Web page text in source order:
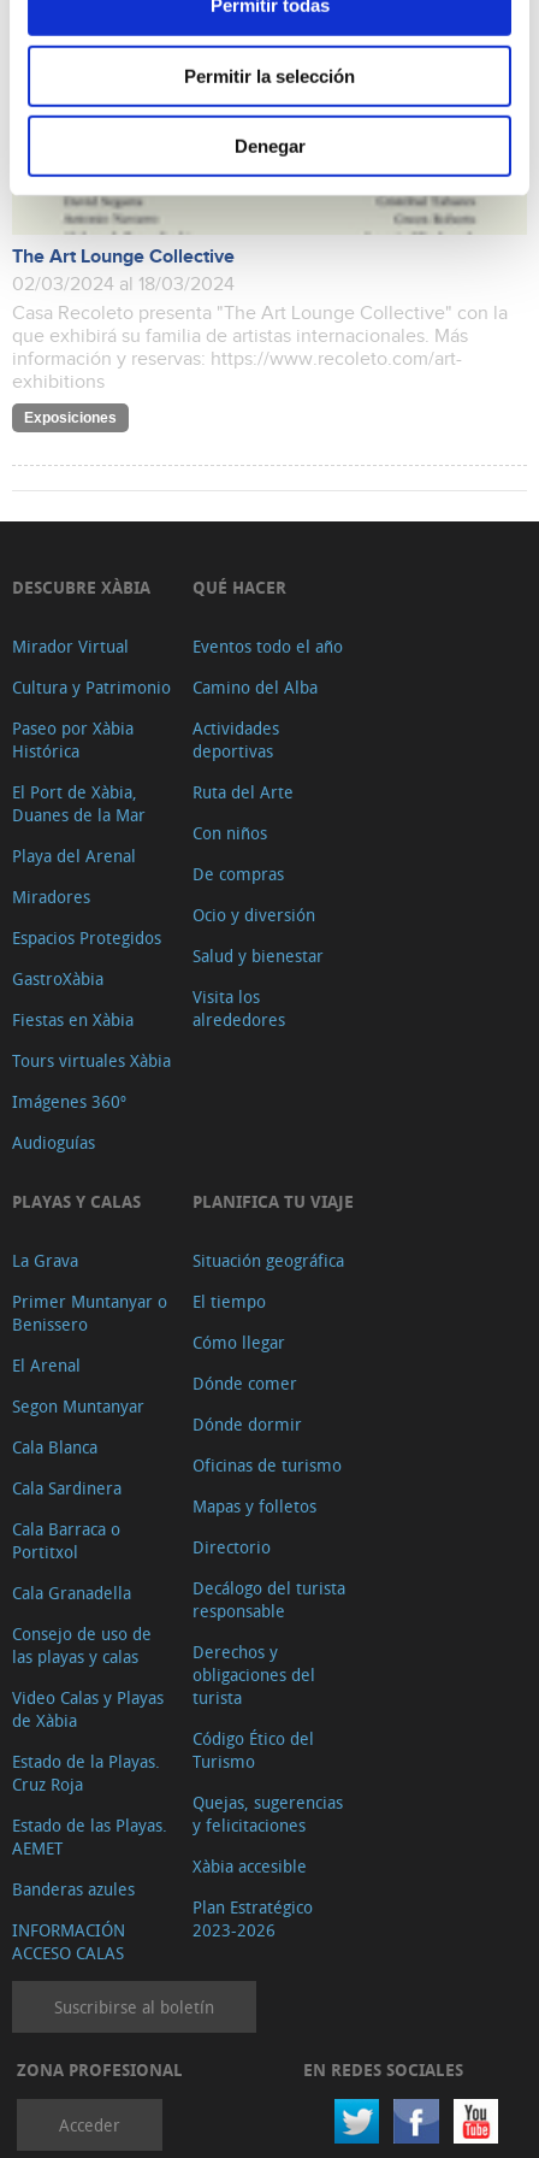
Permitir todas
Permitir la selección
Denegar
The Art Lounge Collective
02/03/2024 al 18/03/2024
Casa Recoleto presenta "The Art Lounge Collective" con la
que exhibirá su familia de artistas internacionales. Más
información y reservas: https://www.recoleto.com/art-
exhibitions
Exposiciones
DESCUBRE XÀBIA
Mirador Virtual
Cultura y Patrimonio
Paseo por Xàbia
Histórica
El Port de Xàbia,
Duanes de la Mar
Playa del Arenal
Miradores
Espacios Protegidos
GastroXàbia
Fiestas en Xàbia
Tours virtuales Xàbia
Imágenes 360º
Audioguías
QUÉ HACER
Eventos todo el año
Camino del Alba
Actividades
deportivas
Ruta del Arte
Con niños
De compras
Ocio y diversión
Salud y bienestar
Visita los
alrededores
PLAYAS Y CALAS
La Grava
Primer Muntanyar o
Benissero
El Arenal
Segon Muntanyar
Cala Blanca
Cala Sardinera
Cala Barraca o
Portitxol
Cala Granadella
Consejo de uso de
las playas y calas
Video Calas y Playas
de Xàbia
Estado de la Playas.
Cruz Roja
Estado de las Playas.
AEMET
Banderas azules
INFORMACIÓN
ACCESO CALAS
PLANIFICA TU VIAJE
Situación geográfica
El tiempo
Cómo llegar
Dónde comer
Dónde dormir
Oficinas de turismo
Mapas y folletos
Directorio
Decálogo del turista
responsable
Derechos y
obligaciones del
turista
Código Ético del
Turismo
Quejas, sugerencias
y felicitaciones
Xàbia accesible
Plan Estratégico
2023-2026
Suscribirse al boletín
ZONA PROFESIONAL
Acceder
EN REDES SOCIALES